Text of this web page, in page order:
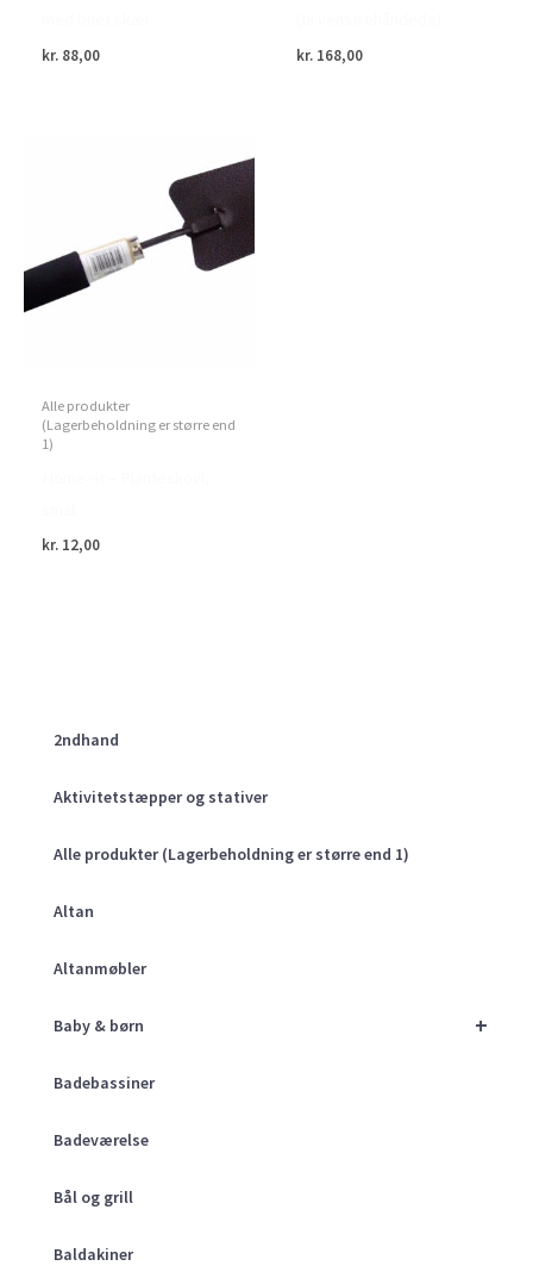
2ndhand
Aktivitetstæpper og stativer
Alle produkter (Lagerbeholdning er større end 1)
Altan
Altanmøbler
+
Baby & børn
Badebassiner
Badeværelse
Bål og grill
Baldakiner
kr. 88,00 kr. 168,00
Alle produkter
(Lagerbeholdning er større end
1)
kr. 12,00